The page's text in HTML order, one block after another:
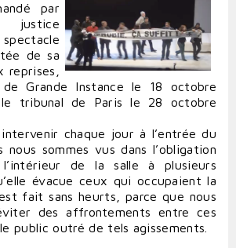
par
de sa
reprises,
Grande Instance le 18 octobre
tribunal de Paris le 28 octobre
chaque jour à l’entrée du
sommes vus dans l’obligation
de la salle à plusieurs
évacue ceux qui occupaient la
fait sans heurts, parce que nous
des affrontements entre ces
public outré de tels agissements.